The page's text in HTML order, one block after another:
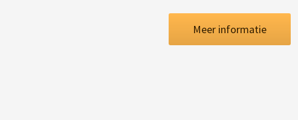
Meer informatie